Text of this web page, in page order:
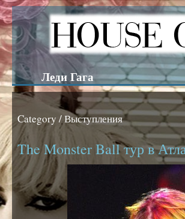
Леди Гага
Category / Выступления
The Monster Ball тур в